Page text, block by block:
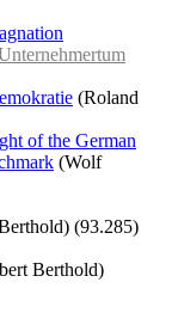
(Roland
of the German
(Wolf
(93.285)
Berthold)